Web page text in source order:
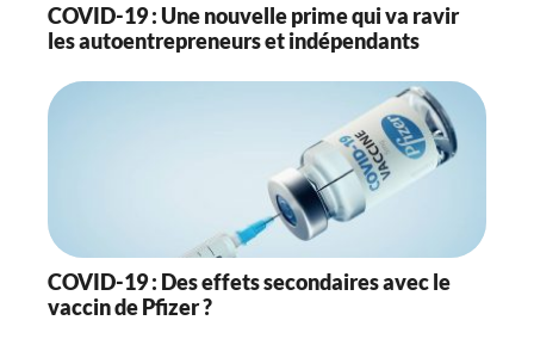
COVID-19 : Une nouvelle prime qui va ravir
les autoentrepreneurs et indépendants
COVID-19 : Des effets secondaires avec le
vaccin de Pfizer ?